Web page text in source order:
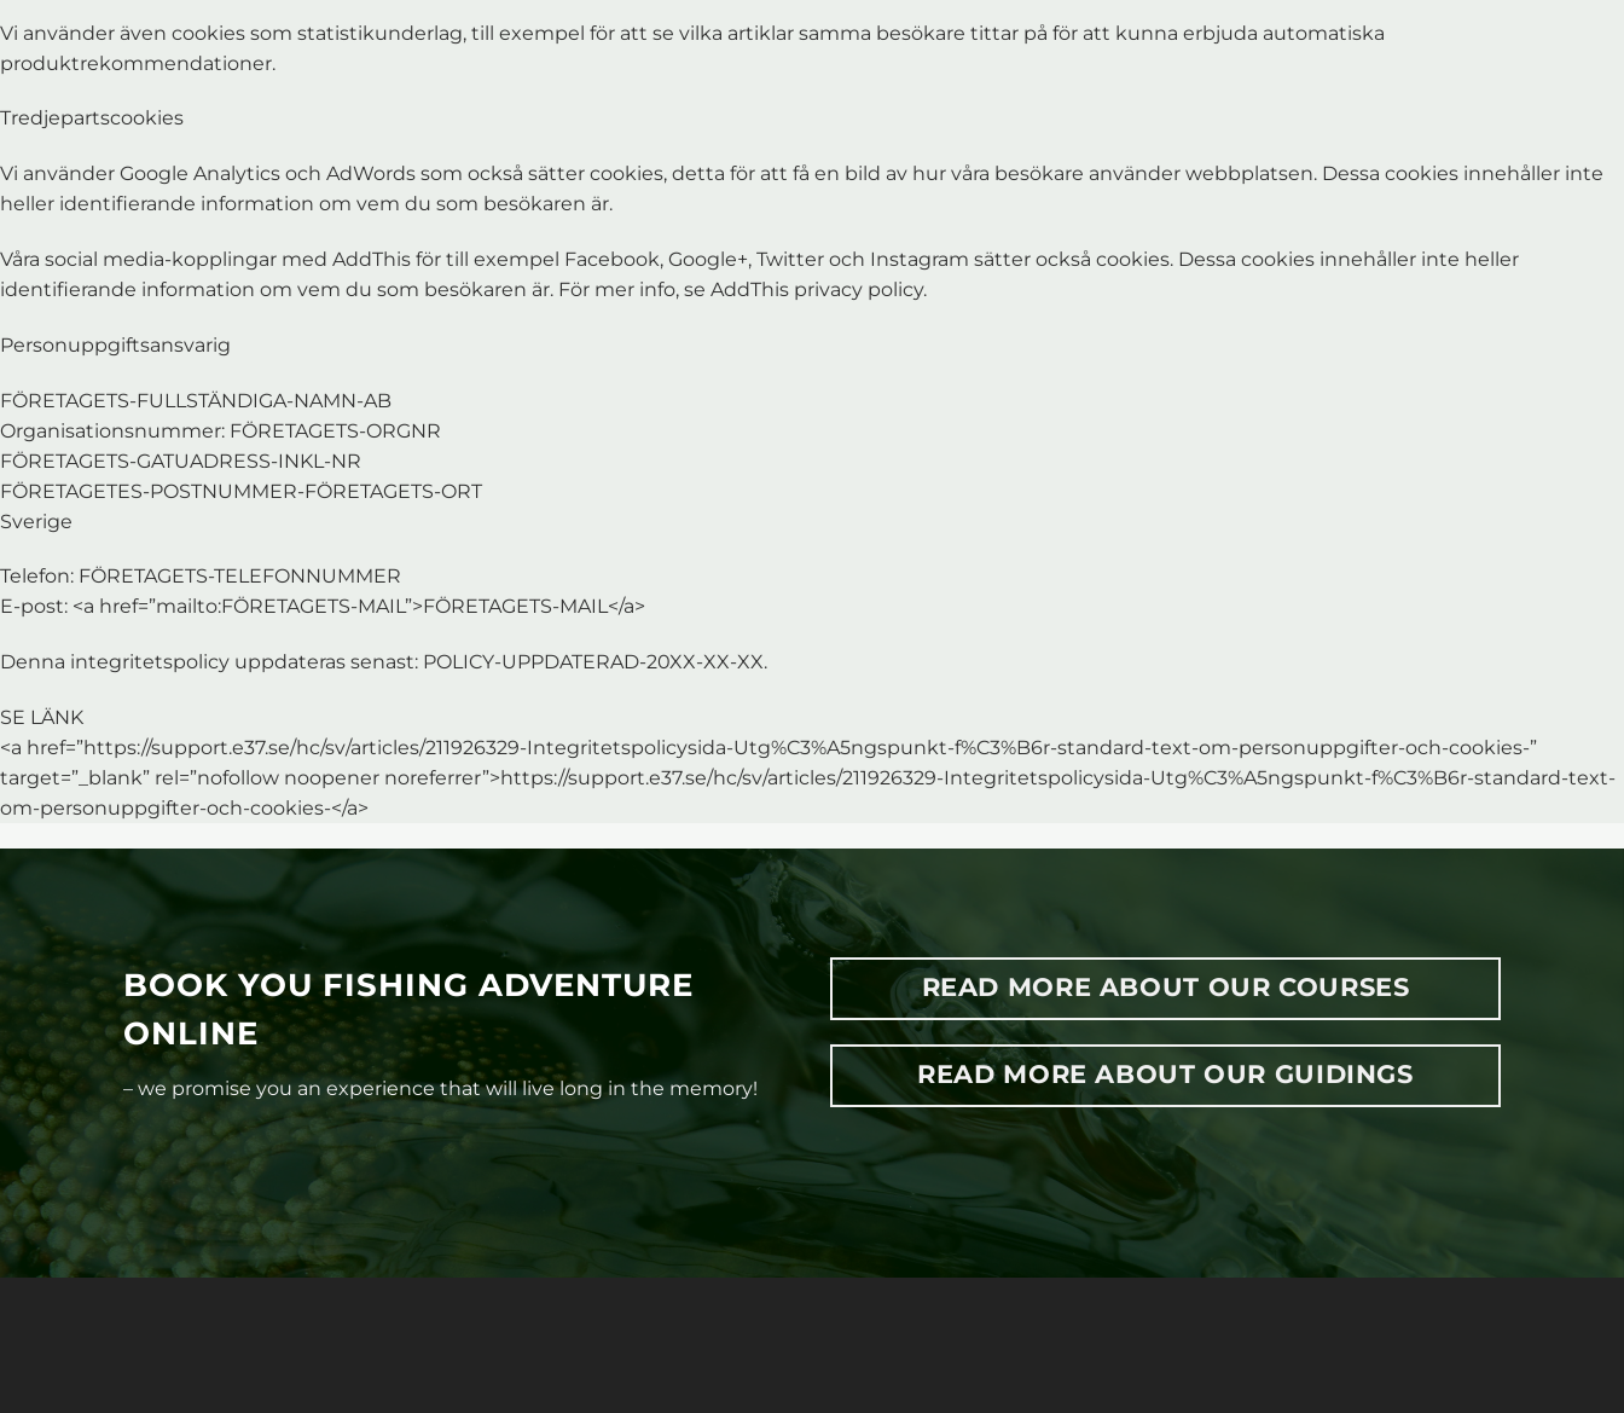
Vi använder även cookies som statistikunderlag, till exempel för att se vilka artiklar samma besökare tittar på för att kunna erbjuda automatiska
produktrekommendationer.
Tredjepartscookies
Vi använder Google Analytics och AdWords som också sätter cookies, detta för att få en bild av hur våra besökare använder webbplatsen. Dessa cookies innehåller inte
heller identifierande information om vem du som besökaren är.
Våra social media-kopplingar med AddThis för till exempel Facebook, Google+, Twitter och Instagram sätter också cookies. Dessa cookies innehåller inte heller
identifierande information om vem du som besökaren är. För mer info, se AddThis privacy policy.
Personuppgiftsansvarig
FÖRETAGETS-FULLSTÄNDIGA-NAMN-AB
Organisationsnummer: FÖRETAGETS-ORGNR
FÖRETAGETS-GATUADRESS-INKL-NR
FÖRETAGETES-POSTNUMMER-FÖRETAGETS-ORT
Sverige
Telefon: FÖRETAGETS-TELEFONNUMMER
E-post: <a href=”mailto:FÖRETAGETS-MAIL”>FÖRETAGETS-MAIL</a>
Denna integritetspolicy uppdateras senast: POLICY-UPPDATERAD-20XX-XX-XX.
SE LÄNK
<a href=”https://support.e37.se/hc/sv/articles/211926329-Integritetspolicysida-Utg%C3%A5ngspunkt-f%C3%B6r-standard-text-om-personuppgifter-och-cookies-”
target=”_blank” rel=”nofollow noopener noreferrer”>https://support.e37.se/hc/sv/articles/211926329-Integritetspolicysida-Utg%C3%A5ngspunkt-f%C3%B6r-standard-text-
om-personuppgifter-och-cookies-</a>
BOOK YOU FISHING ADVENTURE
ONLINE
– we promise you an experience that will live long in the memory!
READ MORE ABOUT OUR COURSES
READ MORE ABOUT OUR GUIDINGS